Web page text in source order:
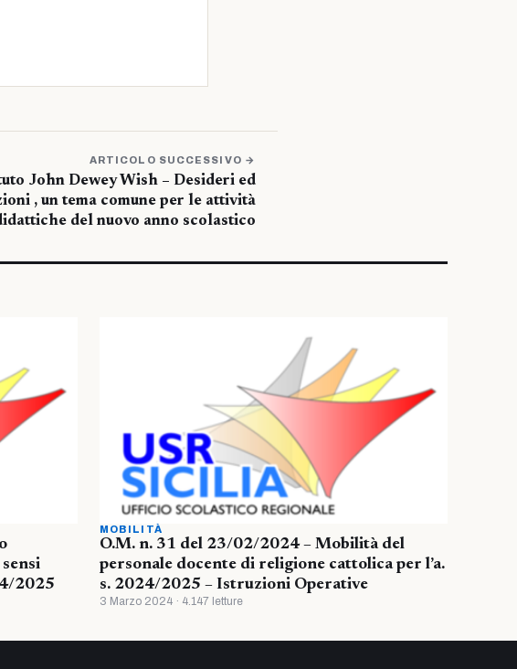
ARTICOLO SUCCESSIVO →
John Dewey Wish – Desideri ed
, un tema comune per le attività
del nuovo anno scolastico
2025
MOBILITÀ
O.M. n. 31 del 23/02/2024 – Mobilità del
personale docente di religione cattolica per l’a.
s. 2024/2025 – Istruzioni Operative
3 Marzo 2024 · 4.147 letture